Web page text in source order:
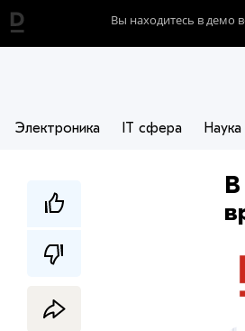
Вы находитесь в демо
Электроника IT сфера Наука